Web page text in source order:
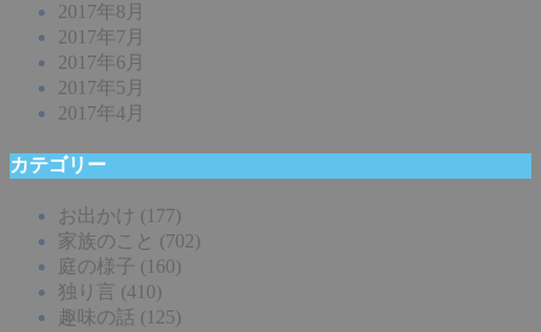
2017年8月
2017年7月
2017年6月
2017年5月
2017年4月
カテゴリー
お出かけ (177)
家族のこと (702)
庭の様子 (160)
独り言 (410)
趣味の話 (125)